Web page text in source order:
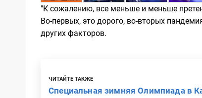
"К сожалению, все меньше и меньше
Во-первых, это дорого, во-вторых
других факторов.
ЧИТАЙТЕ ТАКЖЕ
Специальная зимняя Олимпиада в